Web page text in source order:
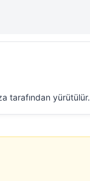
tarafından yürütülür.